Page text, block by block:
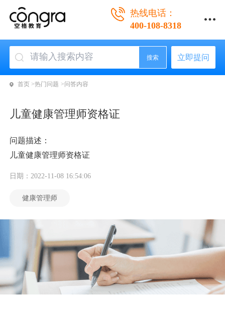
热线电话：
400-108-8318
搜索 立即提问
首页 >热门问题 >问答内容
儿童健康管理师资格证
问题描述：
儿童健康管理师资格证
日期：2022-11-08 16:54:06
健康管理师